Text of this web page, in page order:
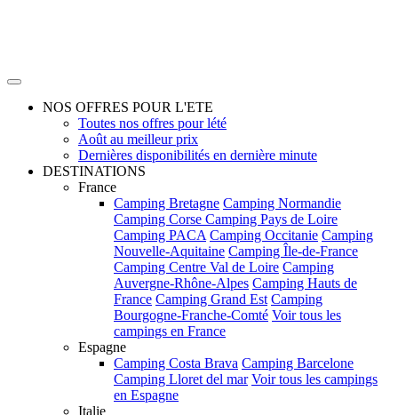
NOS OFFRES POUR L'ETE
Toutes nos offres pour lété
Août au meilleur prix
Dernières disponibilités en dernière minute
DESTINATIONS
France
Camping Bretagne Camping Normandie
Camping Corse Camping Pays de Loire
Camping PACA Camping Occitanie Camping
Nouvelle-Aquitaine Camping Île-de-France
Camping Centre Val de Loire Camping
Auvergne-Rhône-Alpes Camping Hauts de
France Camping Grand Est Camping
Bourgogne-Franche-Comté Voir tous les
campings en France
Espagne
Camping Costa Brava Camping Barcelone
Camping Lloret del mar Voir tous les campings
en Espagne
Italie